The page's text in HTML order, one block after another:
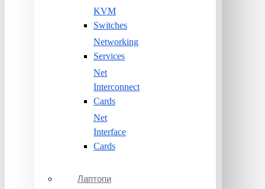
KVM
Switches
Networking
Services
Net
Interconnect
Cards
Net
Interface
Cards
Лаптопи